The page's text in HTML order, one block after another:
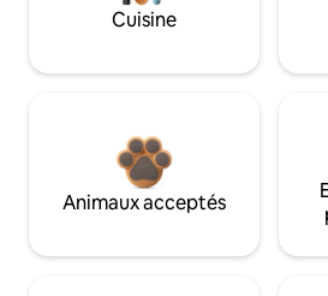
Cuisine
Animaux acceptés